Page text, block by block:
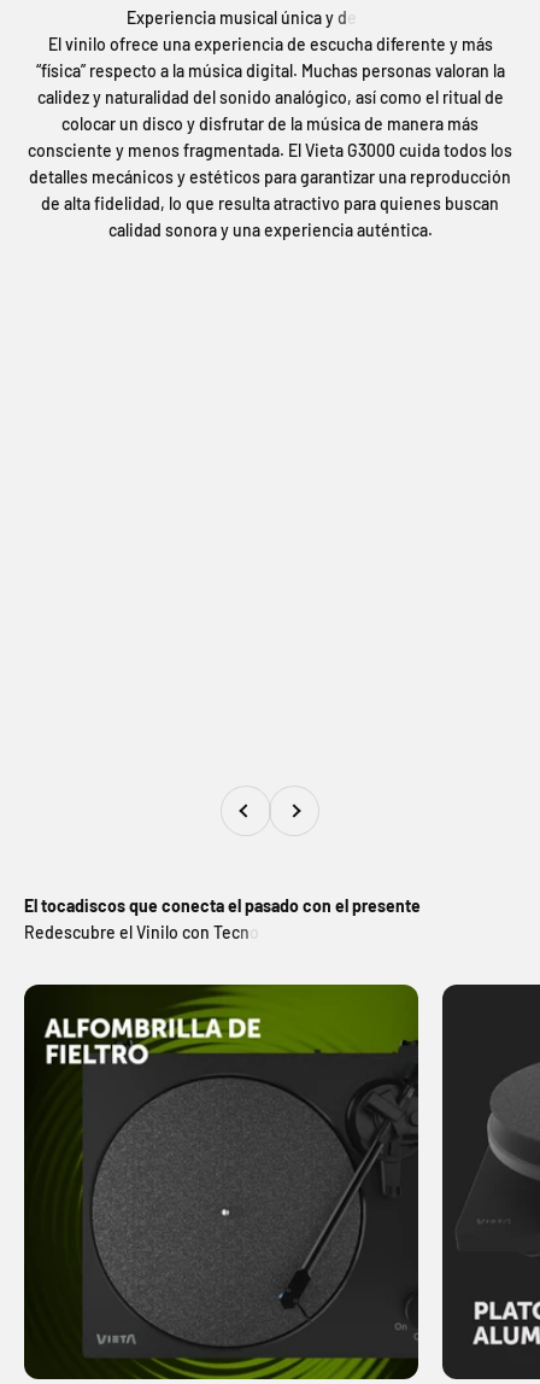
El vinilo ofrece una experiencia de escucha diferente y más
“física” respecto a la música digital. Muchas personas valoran la
calidez y naturalidad del sonido analógico, así como el ritual de
colocar un disco y disfrutar de la música de manera más
consciente y menos fragmentada. El Vieta G3000 cuida todos los
detalles mecánicos y estéticos para garantizar una reproducción
de alta fidelidad, lo que resulta atractivo para quienes buscan
calidad sonora y una experiencia auténtica.
AntigoSeguindo
El tocadiscos que conecta el pasado con el presente